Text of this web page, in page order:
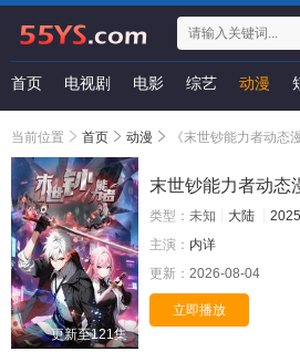
首页 电视剧 电影 综艺 动漫
当前位置 首页 动漫 《末世钞能力者动态
更新至121集
末世钞能力者动态
类型： 未知 大陆 2025
主演： 内详
更新： 2026-08-04
立即播放